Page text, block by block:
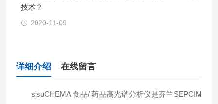
技术？
2020-11-09
详细介绍 在线留言
sisuCHEMA 食品/ 药品高光谱分析仪是芬兰SEPCIM